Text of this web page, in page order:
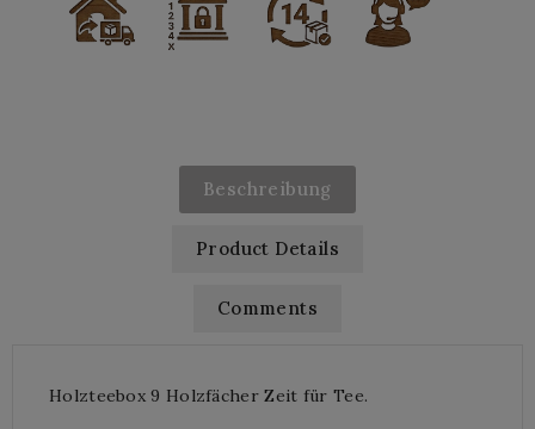
Beschreibung
Product Details
Comments
Holzteebox 9 Holzfächer Zeit für Tee.